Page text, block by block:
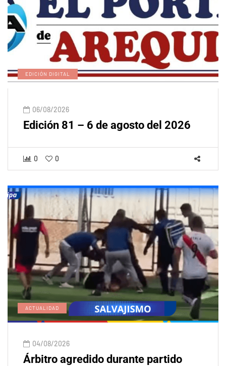
EDICIÓN DIGITAL
06/08/2026
Edición 81 – 6 de agosto del 2026
0 0
ACTUALIDAD
04/08/2026
Árbitro agredido durante partido